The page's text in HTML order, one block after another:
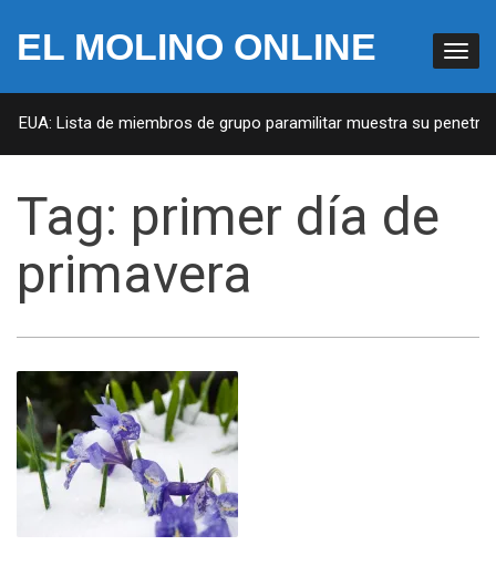
EL MOLINO ONLINE
Lista de miembros de grupo paramilitar muestra su
Tag: primer día de
primavera